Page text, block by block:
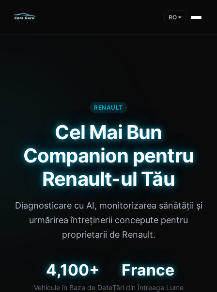
RO
RENAULT
Cel Mai Bun
Companion pentru
Renault-ul Tău
Diagnosticare cu AI, monitorizarea sănătății și
urmărirea întreținerii concepute pentru
proprietarii de Renault.
4,100+
Vehicule în Baza de Date
France
Țări din Întreaga Lume